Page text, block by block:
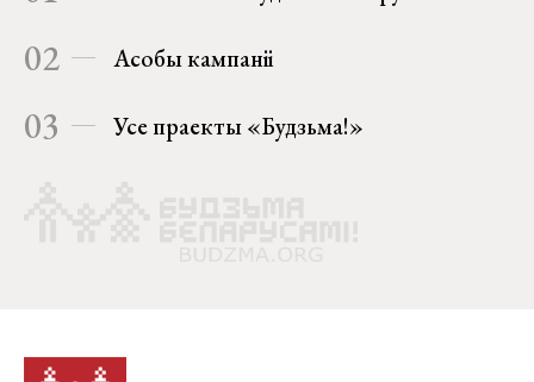
02 Асобы кампаніі
03 Усе праекты «Будзьма!»